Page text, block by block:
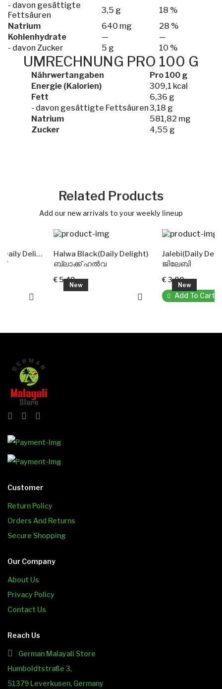
- davon gesättigte
Fettsäuren
3,5 g
18 %
Natrium
640 mg
28 %
Kohlenhydrate
—
—
- davon Zucker
5 g 10 %
UMRECHNUNG PRO 100 G
Nährwertangaben
Pro 100 g
Energie (Kalorien)
309,1 kcal
Fett
6,36 g
- davon gesättigte Fettsäuren3,18 g
Natrium
581,82 mg
Zucker
4,55 g
Related Products
Add our new arrivals to your weekly lineup
Sliced Coconut(Daily Delight)
Halwa Black(Daily Delight)
ബ്ലാക്ക് ഹൽവ
Jalebi(Daily Delight)
ജിലേബി
Add To Cart
Customer
Return Policy
Orders And Returns
Secure Shopping
Our Company
About Us
Privacy Policy
Contact Us
Reach Us
German Malayali Store
Humboldtstraße 3,
51379 Leverkusen, Germany